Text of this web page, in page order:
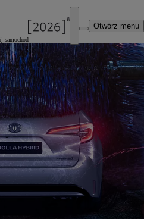
Otwórz menu
samochód